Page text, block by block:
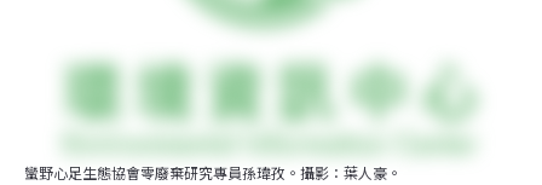
蠻野心足生態協會零廢棄研究專員孫瑋孜。攝影：葉人豪。